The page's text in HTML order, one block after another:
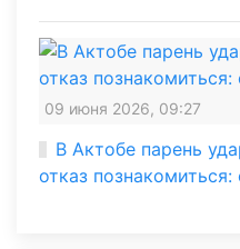
09 июня 2026, 09:27
В Актобе парень
отказ